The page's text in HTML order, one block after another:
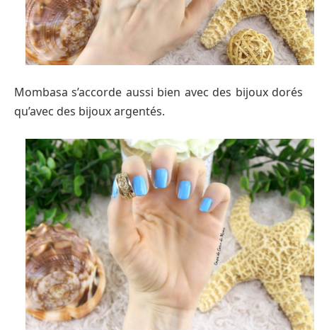
Mombasa s’accorde aussi bien avec des bijoux dorés
qu’avec des bijoux argentés.